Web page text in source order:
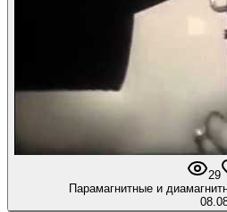
29
Парамагнитные и